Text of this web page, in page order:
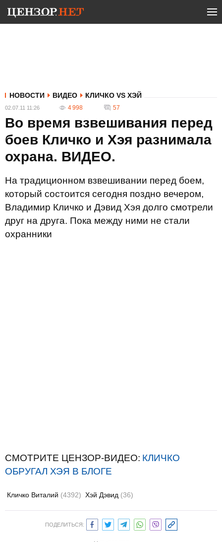
НОВОСТИ ВИДЕО КЛИЧКО VS ХЭЙ
02.07.11 11:26 4 998 57
Во время взвешивания перед
боев Кличко и Хэя разнимала
охрана. ВИДЕО.
На традиционном взвешивании перед боем,
который состоится сегодня поздно вечером,
Владимир Кличко и Дэвид Хэя долго смотрели
друг на друга. Пока между ними не стали
охранники
СМОТРИТЕ ЦЕНЗОР-ВИДЕО: КЛИЧКО
ОБРУГАЛ ХЭЯ В БЛОГЕ
Кличко Виталий (4392) Хэй Дэвид (36)
ПОДЕЛИТЬСЯ: